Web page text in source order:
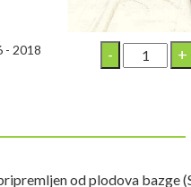
- 2018
od plodova bazge